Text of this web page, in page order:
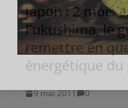
Japon : 2 mois
Fukushima, le
remettre en
énergétique du
9 mai 2011 0